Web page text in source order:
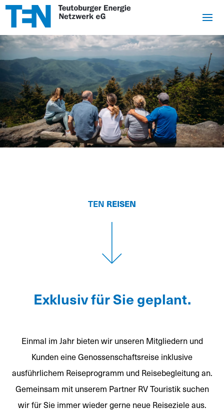
TEN REISEN
Exklusiv für Sie geplant.
Einmal im Jahr bieten wir unseren Mitgliedern und
Kunden eine Genossenschaftsreise inklusive
ausführlichem Reiseprogramm und Reisebegleitung an.
Gemeinsam mit unserem Partner RV Touristik suchen
wir für Sie immer wieder gerne neue Reiseziele aus.